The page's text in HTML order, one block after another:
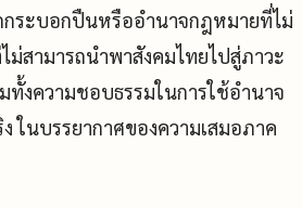
ระบอกปืนหรืออำนาจกฎหมายที่ไม่
ม่สามารถนำพาสังคมไทยไปสู่ภาวะ
ทั้งความชอบธรรมในการใช้อำนาจ
ในบรรยากาศของความเสมอภาค